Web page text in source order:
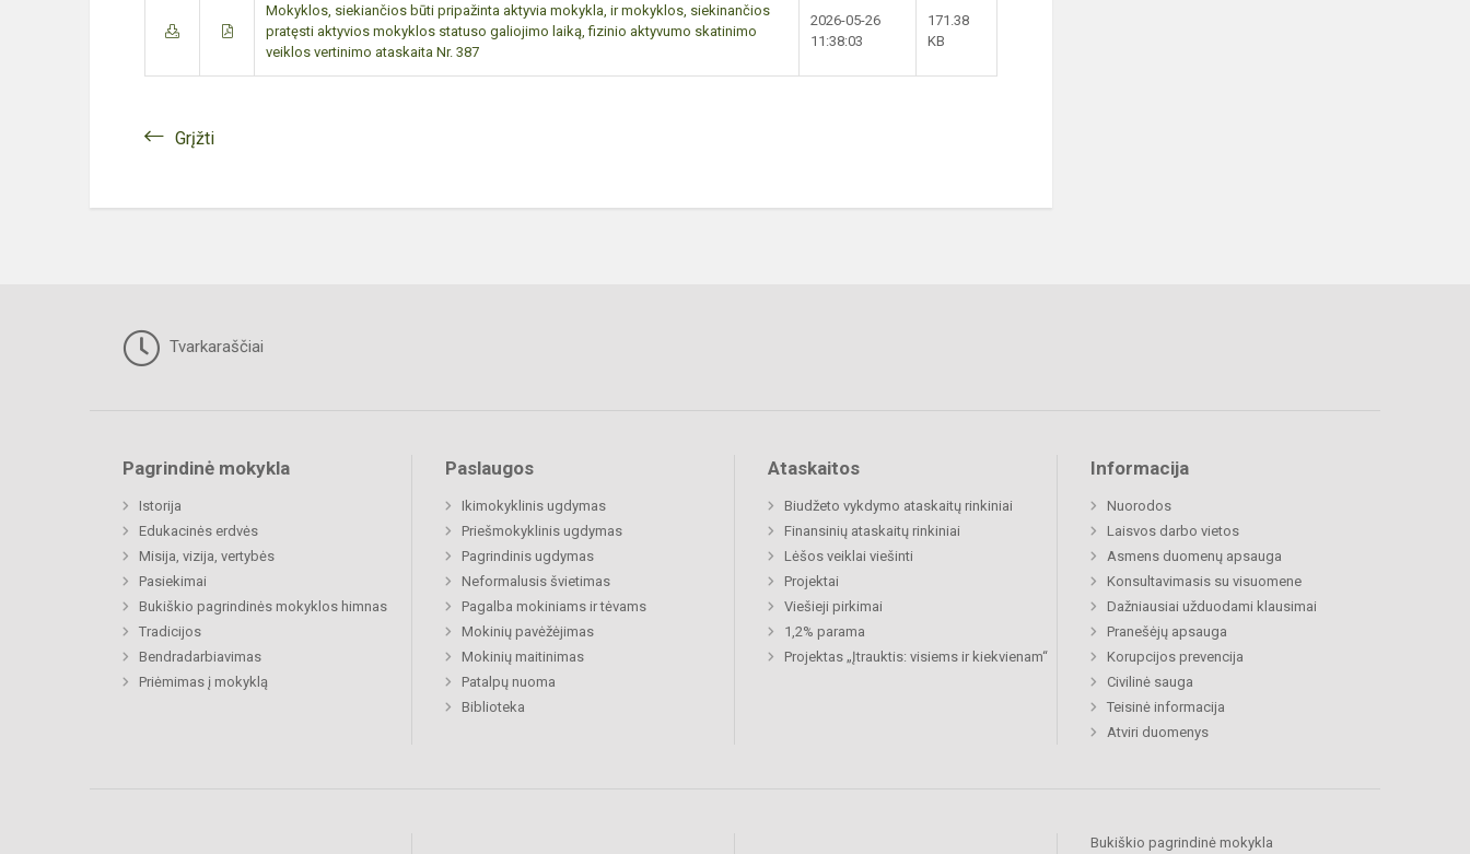
Mokyklos, siekiančios būti pripažinta aktyvia mokykla, ir mokyklos, siekinančios
pratęsti aktyvios mokyklos statuso galiojimo laiką, fizinio aktyvumo skatinimo
veiklos vertinimo ataskaita Nr. 387
2026-05-26
11:38:03
171.38
KB
Grįžti
Tvarkaraščiai
Pagrindinė mokykla
Istorija
Edukacinės erdvės
Misija, vizija, vertybės
Pasiekimai
Bukiškio pagrindinės mokyklos himnas
Tradicijos
Bendradarbiavimas
Priėmimas į mokyklą
Paslaugos
Ikimokyklinis ugdymas
Priešmokyklinis ugdymas
Pagrindinis ugdymas
Neformalusis švietimas
Pagalba mokiniams ir tėvams
Mokinių pavėžėjimas
Mokinių maitinimas
Patalpų nuoma
Biblioteka
Ataskaitos
Biudžeto vykdymo ataskaitų rinkiniai
Finansinių ataskaitų rinkiniai
Lėšos veiklai viešinti
Projektai
Viešieji pirkimai
1,2% parama
Projektas „Įtrauktis: visiems ir kiekvienam“
Informacija
Nuorodos
Laisvos darbo vietos
Asmens duomenų apsauga
Konsultavimasis su visuomene
Dažniausiai užduodami klausimai
Pranešėjų apsauga
Korupcijos prevencija
Civilinė sauga
Teisinė informacija
Atviri duomenys
Bukiškio pagrindinė mokykla